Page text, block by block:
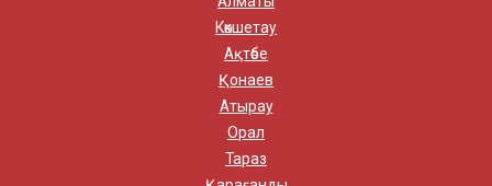
Көкшетау
Ақтөбе
Қонаев
Атырау
Орал
Тараз